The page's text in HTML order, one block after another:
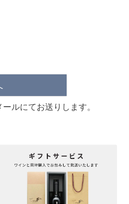
ルにてお送りします。